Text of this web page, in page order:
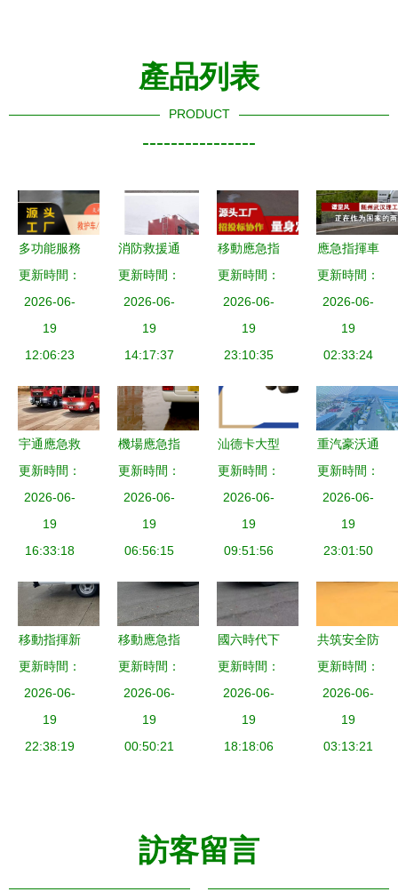
產品列表
PRODUCT
----------------
多功能服務
車型詳解
福田G7與
G5在重癥
轉運及殯葬
應用
更新時間：
2026-06-
19
12:06:23
消防救援通
信應急指揮
車 移動衛
星通訊保障
與應急保障
用
更新時間：
2026-06-
19
14:17:37
移動應急指
揮與保障新
利器 江蘇
應急指揮方
艙、四驅通
運輸車
更新時間：
2026-06-
19
23:10:35
應急指揮車
移動指揮中
心在危機管
理與投資中
的關鍵角色
更新時間：
2026-06-
19
02:33:24
宇通應急救
援“尖兵”亮
相全國礦山
救援技術競
賽裝備展
更新時間：
2026-06-
19
16:33:18
機場應急指
揮中樞 考
斯特指揮車
在機場應急
與通信指揮
更新時間：
2026-06-
19
06:56:15
汕德卡大型
應急指揮車
國六搶險指
揮與應急保
障一體化解
更新時間：
2026-06-
19
09:51:56
重汽豪沃通
信指揮車
打造消防應
急保障救援
的移動神經
更新時間：
2026-06-
19
23:01:50
移動指揮新
高度 依維
柯應急指揮
車與動中通
衛星通訊的
更新時間：
2026-06-
19
22:38:19
移動應急指
揮與應急救
援保障車輛
技術集成與
關鍵廠商解
更新時間：
2026-06-
19
00:50:21
國六時代下
的應急保障
車隊 大型
通信指揮
車、消防應
更新時間：
2026-06-
19
18:18:06
共筑安全防
線 守護城
市生命線
——長三角
國家應急減
更新時間：
2026-06-
19
03:13:21
訪客留言